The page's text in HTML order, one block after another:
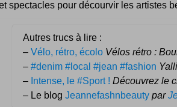
spectacles pour décourvir les artistes
Autres trucs à lire :
– Vélo, rétro, écolo Vélos rétro :
– #denim #local #jean #fashion
– Intense, le #Sport ! Découvrez le
– Le blog Jeannefashnbeauty par